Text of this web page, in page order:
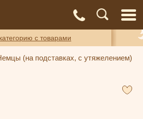
и оплата
с товарами
(на подставках, с утяжелением)